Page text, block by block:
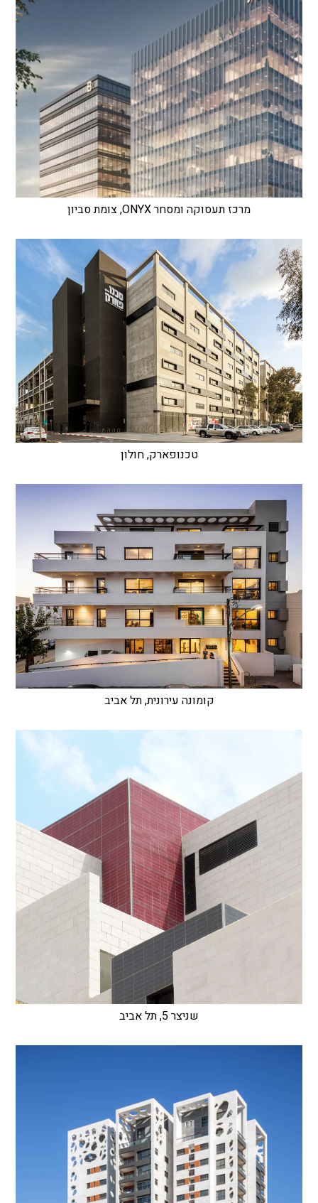
מרכז תעסוקה ומסחר ONYX, צומת סביון
טכנופארק, חולון
קומונה עירונית, תל אביב
שניצר 5, תל אביב